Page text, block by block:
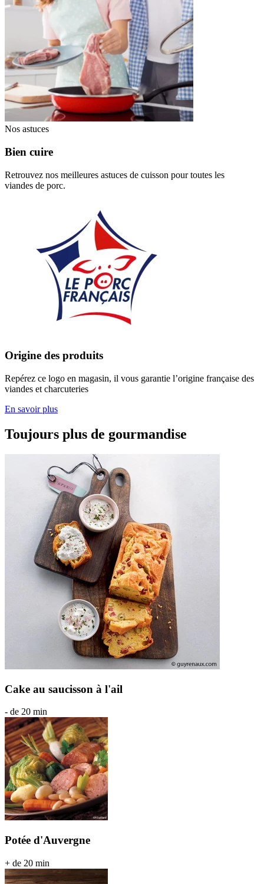
Nos astuces
Bien cuire
Retrouvez nos meilleures astuces de cuisson pour toutes les
viandes de porc.
Origine des produits
Repérez ce logo en magasin, il vous garantie l’origine française des
viandes et charcuteries
En savoir plus
Toujours plus de gourmandise
Cake au saucisson à l'ail
- de 20 min
Potée d'Auvergne
+ de 20 min